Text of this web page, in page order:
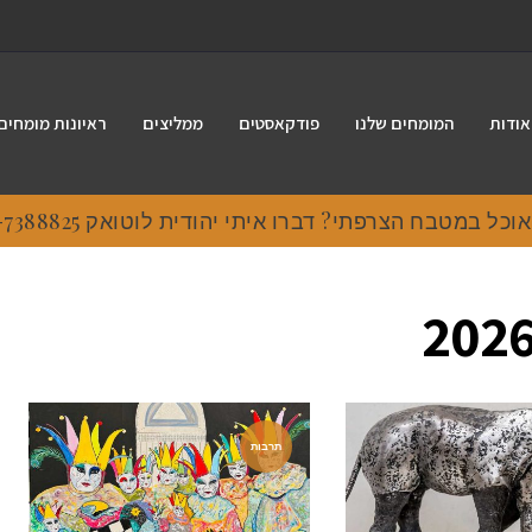
אודות המומחים שלנו פודקאסטים ממליצים ראיונות
במטבח הצרפתי? דברו איתי יהודית לוטואק 054-7388825.
תרבות